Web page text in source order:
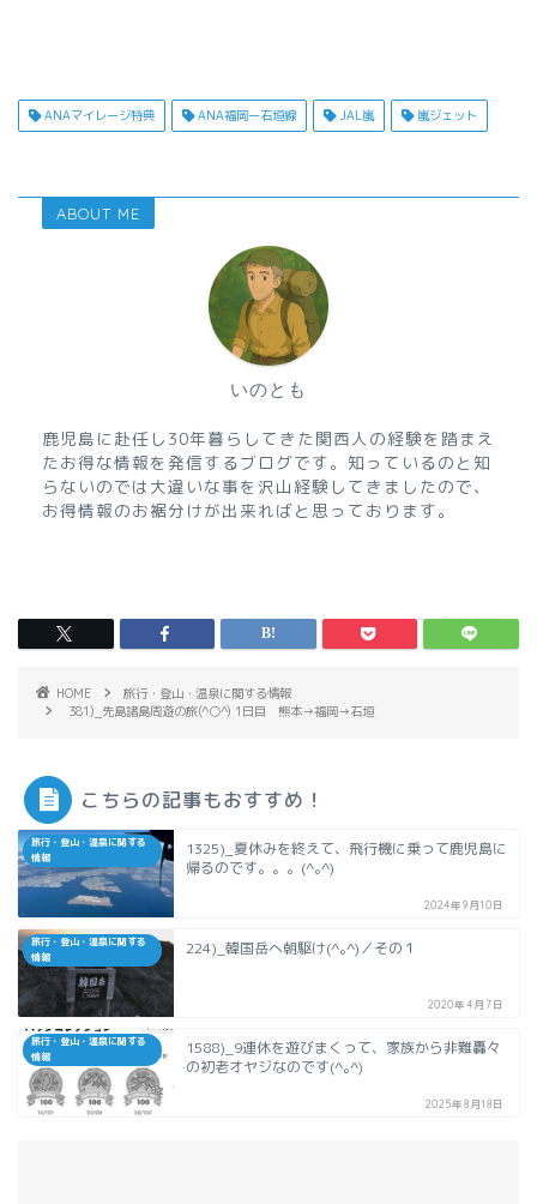
ANAマイレージ特典 ANA福岡ー石垣線 JAL嵐 嵐ジェット
ABOUT ME
いのとも
鹿児島に赴任し30年暮らしてきた関西人の経験を踏まえ
たお得な情報を発信するブログです。知っているのと知
らないのでは大違いな事を沢山経験してきましたので、
お得情報のお裾分けが出来ればと思っております。
HOME
旅行・登山・温泉に関する情報
381)_先島諸島周遊の旅(^○^) 1日目 熊本→福岡→石垣
こちらの記事もおすすめ！
旅行・登山・温泉に関する
情報
1325)_夏休みを終えて、飛行機に乗って鹿児島に
帰るのです。。。(^｡^)
2024年9月10日
旅行・登山・温泉に関する
情報
224)_韓国岳へ朝駆け(^｡^)／その１
2020年4月7日
旅行・登山・温泉に関する
情報
1588)_9連休を遊びまくって、家族から非難轟々
の初老オヤジなのです(^｡^)
2025年8月18日